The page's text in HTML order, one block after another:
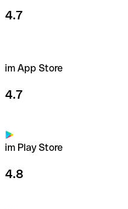
4.7
im App Store
4.7
im Play Store
4.8